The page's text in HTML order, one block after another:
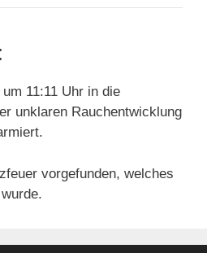
11:11 Uhr in die
unklaren Rauchentwicklung
vorgefunden, welches